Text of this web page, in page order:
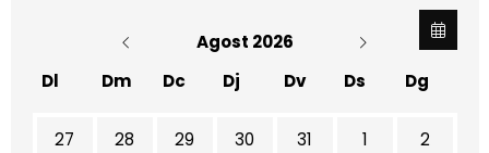
Agost 2026
Dl
Dm Dc Dj Dv Ds Dg
No hi ha cap activitat aquest mes
27 28 29 30 31 1 2